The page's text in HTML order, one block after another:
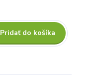
Pridať do košíka